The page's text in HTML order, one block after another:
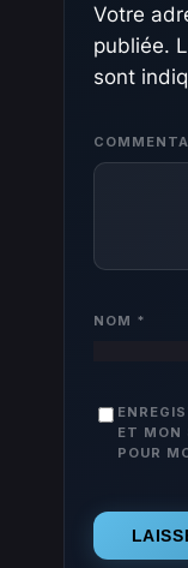
Votre
publiée.
sont
NOM *
ET MON
POUR